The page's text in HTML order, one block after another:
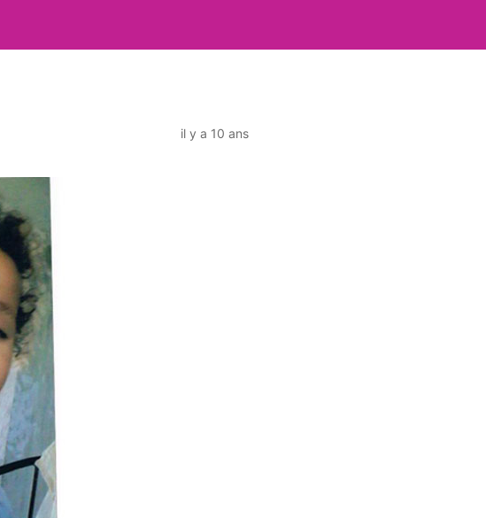
il y a 10 ans